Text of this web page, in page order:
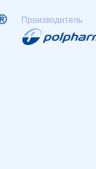
Производитель